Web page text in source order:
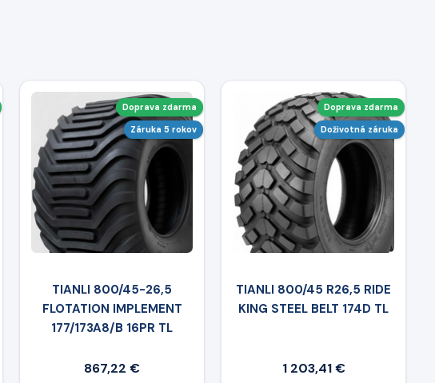
Doprava zdarma
Záruka 5 rokov
TIANLI 800/45-26,5
FLOTATION IMPLEMENT
177/173A8/B 16PR TL
867,22 €
Doprava zdarma
Doživotná záruka
TIANLI 800/45 R26,5 RIDE
KING STEEL BELT 174D TL
1 203,41 €